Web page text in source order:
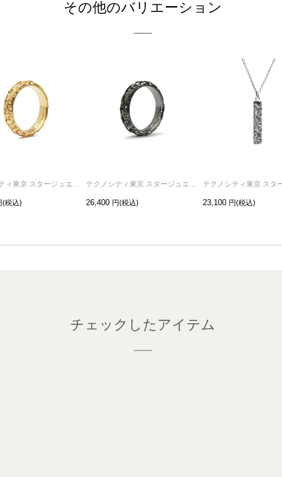
その他のバリエーション
テクノシティ東京 スタージュエリーリング/指輪 ゴールド /単品 テクノシティ東京 スタージュエリーリング/指輪 ブラック /単品
26,400 23,100
チェックしたアイテム